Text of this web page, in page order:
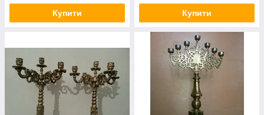
Купити Купити